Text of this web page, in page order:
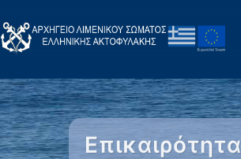
Επικαιρότητα